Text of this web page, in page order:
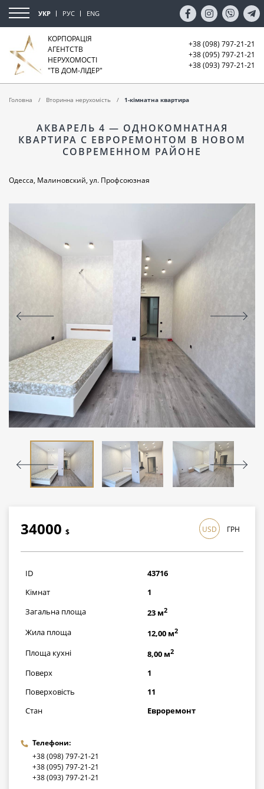
УКР РУС ENG
КОРПОРАЦІЯ
АГЕНТСТВ
НЕРУХОМОСТІ
"ТВ ДОМ-ЛІДЕР"
+38 (098) 797-21-21
+38 (095) 797-21-21
+38 (093) 797-21-21
Головна Вторинна нерухомість 1-кімнатна квартира
АКВАРЕЛЬ 4 — ОДНОКОМНАТНАЯ
КВАРТИРА С ЕВРОРЕМОНТОМ В НОВОМ
СОВРЕМЕННОМ РАЙОНЕ
Одесса, Малиновский, ул. Профсоюзная
34000 $
986000грн
USD ГРН
ID
43716
Кімнат
1
Загальна площа
23 м2
Жила площа 12,00 м2
Площа кухні 8,00 м2
Поверх
1
Поверховість
11
Стан
Евроремонт
Телефони:
+38 (098) 797-21-21
+38 (095) 797-21-21
+38 (093) 797-21-21